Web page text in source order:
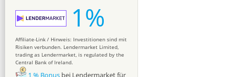
1%
Affiliate-Link / Hinweis: Investitionen sind mit
Risiken verbunden. Lendermarket Limited,
trading as Lendermarket, is regulated by the
Central Bank of Ireland.
1 % Bonus bei Lendermarket für